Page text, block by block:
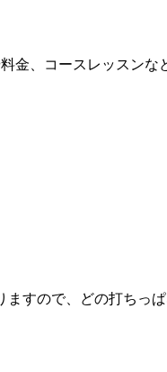
金、コースレッスンな
すので、どの打ちっ